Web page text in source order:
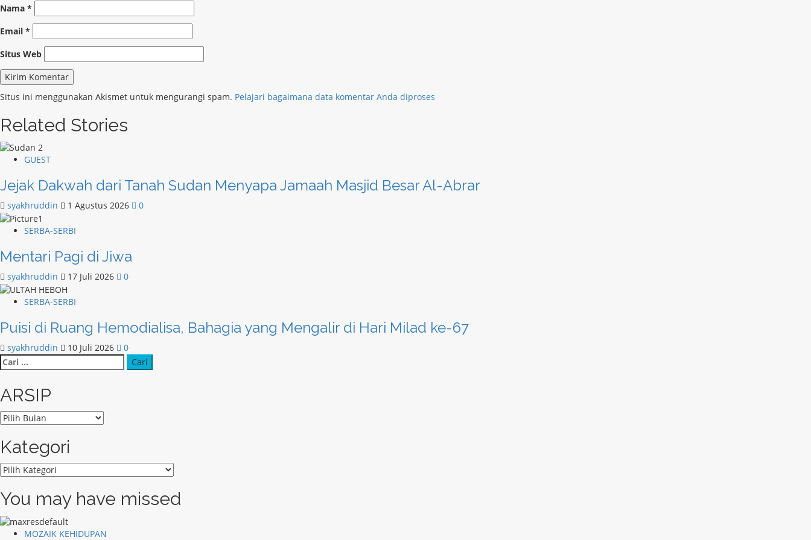
Nama *
Email *
Situs Web
Situs ini menggunakan Akismet untuk mengurangi spam. Pelajari bagaimana data komentar Anda diproses
Related Stories
GUEST
Jejak Dakwah dari Tanah Sudan Menyapa Jamaah Masjid Besar Al-Abrar
syakhruddin 1 Agustus 2026 0
SERBA-SERBI
Mentari Pagi di Jiwa
syakhruddin 17 Juli 2026 0
SERBA-SERBI
Puisi di Ruang Hemodialisa, Bahagia yang Mengalir di Hari Milad ke-67
syakhruddin 10 Juli 2026
0
Cari
untuk:
ARSIP
ARSIP
Kategori
Kategori
You may have missed
MOZAIK KEHIDUPAN